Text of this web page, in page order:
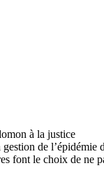
de
font le choix de ne